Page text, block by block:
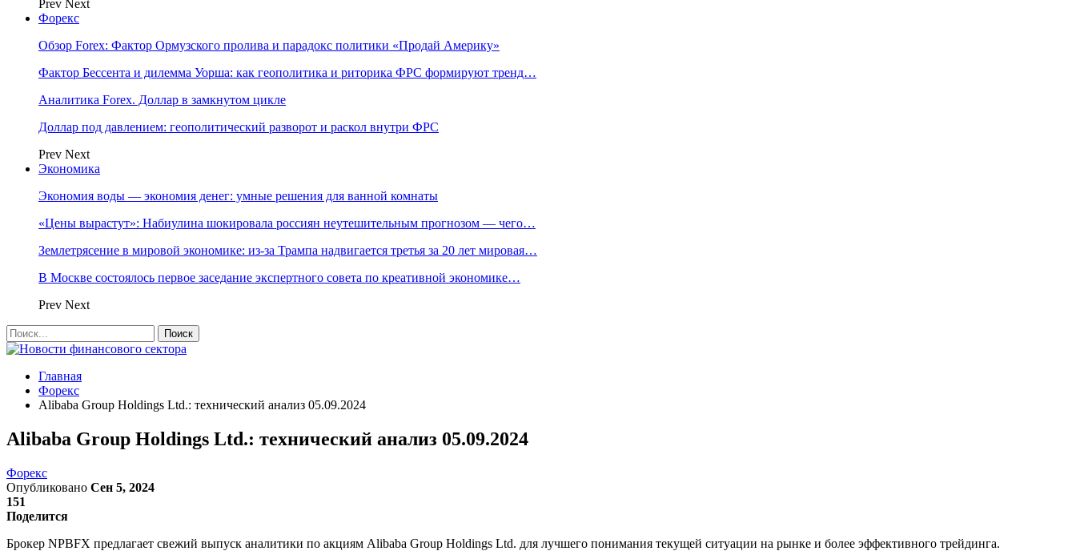
Prev Next
Форекс
Обзор Forex: Фактор Ормузского пролива и парадокс политики «Продай Америку»
Фактор Бессента и дилемма Уорша: как геополитика и риторика ФРС формируют тренд…
Аналитика Forex. Доллар в замкнутом цикле
Доллар под давлением: геополитический разворот и раскол внутри ФРС
Prev Next
Экономика
Экономия воды — экономия денег: умные решения для ванной комнаты
«Цены вырастут»: Набиулина шокировала россиян неутешительным прогнозом — чего…
Землетрясение в мировой экономике: из-за Трампа надвигается третья за 20 лет мировая…
В Москве состоялось первое заседание экспертного совета по креативной экономике…
Prev Next
Главная
Форекс
Alibaba Group Holdings Ltd.: технический анализ 05.09.2024
Alibaba Group Holdings Ltd.: технический анализ 05.09.2024
Форекс
Опубликовано Сен 5, 2024
151
Поделится
Брокер NPBFX предлагает свежий выпуск аналитики по акциям Alibaba Group Holdings Ltd. для лучшего понимания текущей ситуации на рынке и более эффективного трейдинга.